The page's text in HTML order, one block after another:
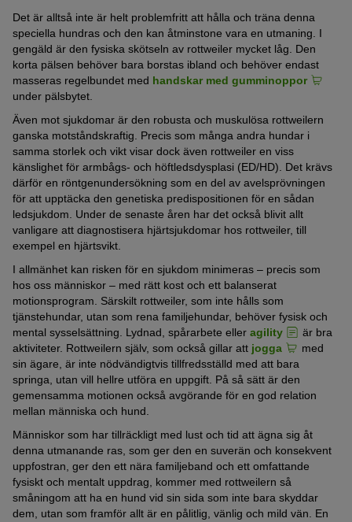
Det är alltså inte är helt problemfritt att hålla och träna denna
speciella hundras och den kan åtminstone vara en utmaning. I
gengäld är den fysiska skötseln av rottweiler mycket låg. Den
korta pälsen behöver bara borstas ibland och behöver endast
masseras regelbundet med handskar med gumminoppor
under pälsbytet.
Även mot sjukdomar är den robusta och muskulösa rottweilern
ganska motståndskraftig. Precis som många andra hundar i
samma storlek och vikt visar dock även rottweiler en viss
känslighet för armbågs- och höftledsdysplasi (ED/HD). Det krävs
därför en röntgenundersökning som en del av avelsprövningen
för att upptäcka den genetiska predispositionen för en sådan
ledsjukdom. Under de senaste åren har det också blivit allt
vanligare att diagnostisera hjärtsjukdomar hos rottweiler, till
exempel en hjärtsvikt.
I allmänhet kan risken för en sjukdom minimeras – precis som
hos oss människor – med rätt kost och ett balanserat
motionsprogram. Särskilt rottweiler, som inte hålls som
tjänstehundar, utan som rena familjehundar, behöver fysisk och
mental sysselsättning. Lydnad, spårarbete eller agility
är bra
aktiviteter. Rottweilern själv, som också gillar att jogga
med
sin ägare, är inte nödvändigtvis tillfredsställd med att bara
springa, utan vill hellre utföra en uppgift. På så sätt är den
gemensamma motionen också avgörande för en god relation
mellan människa och hund.
Människor som har tillräckligt med lust och tid att ägna sig åt
denna utmanande ras, som ger den en suverän och konsekvent
uppfostran, ger den ett nära familjeband och ett omfattande
fysiskt och mentalt uppdrag, kommer med rottweilern så
småningom att ha en hund vid sin sida som inte bara skyddar
dem, utan som framför allt är en pålitlig, vänlig och mild vän. En